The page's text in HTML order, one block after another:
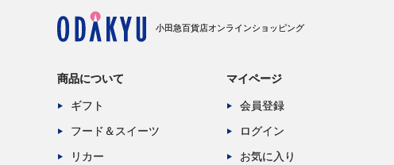
小田急百貨店オンラインショッピング
商品について
ギフト
フード＆スイーツ
リカー
マイページ
会員登録
ログイン
お気に入り